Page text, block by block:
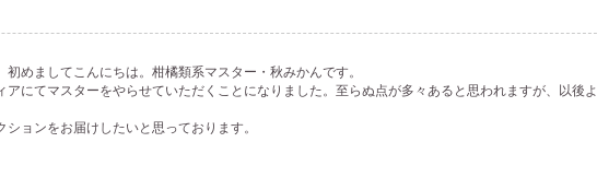
めましてこんにちは。柑橘類系マスター・秋みかんです。
にてマスターをやらせていただくことになりました。至らぬ点が多々あると思われますが、以後よ
ョンをお届けしたいと思っております。